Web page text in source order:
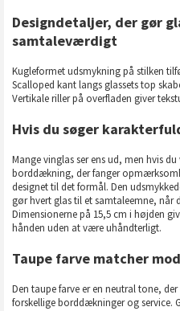
Designdetaljer, der gør
samtaleværdigt
Kugleformet udsmykning på stilken
Scalloped kant langs glassets top
Vertikale riller på overfladen giver
Hvis du søger
Mange vinglas ser ens ud, men hvis du
borddækning, der fanger
designet til det formål. Den
gør hvert glas til et samtaleemne, når
Dimensionerne på 15,5 cm i højden
hånden uden at være uhåndterligt.
Taupe farve matcher
Den taupe farve er en neutral tone,
forskellige borddækninger og service.